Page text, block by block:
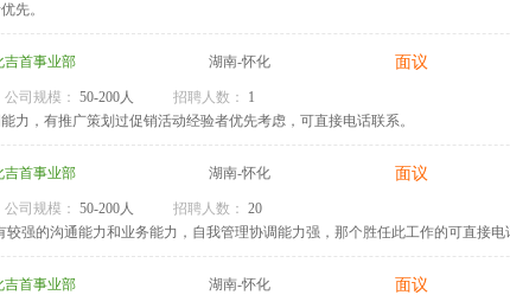
先。
吉首事业部 湖南-怀化 面议
公司规模： 50-200人 招聘人数：
1
，有推广策划过促销活动经验者优先考虑，可直接电话联系。
吉首事业部 湖南-怀化 面议
公司规模： 50-200人 招聘人数： 20
强的沟通能力和业务能力，自我管理协调能力强，那个胜任此工作的可直接电
吉首事业部 湖南-怀化 面议